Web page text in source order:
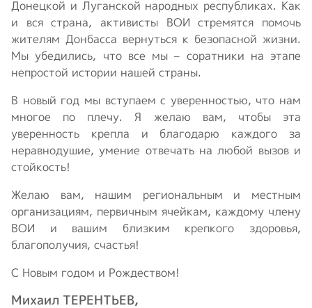
Донецкой и Луганской народных республиках. Как
и вся страна, активисты ВОИ стремятся помочь
жителям Донбасса вернуться к безопасной жизни.
Мы убедились, что все мы – соратники на этапе
непростой истории нашей страны.
В новый год мы вступаем с уверенностью, что нам
многое по плечу. Я желаю вам, чтобы эта
уверенность крепла и благодарю каждого за
неравнодушие, умение отвечать на любой вызов и
стойкость!
Желаю вам, нашим региональным и местным
организациям, первичным ячейкам, каждому члену
ВОИ и вашим близким крепкого здоровья,
благополучия, счастья!
С Новым годом и Рождеством!
Михаил ТЕРЕНТЬЕВ,